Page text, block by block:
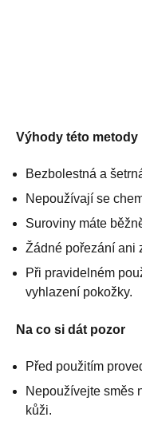
Výhody této metody
Bezbolestná a
Nepoužívají se
Suroviny máte
Žádné pořezání ani
Při pravidelném
vyhlazení pokožky.
Na co si dát pozor
Před použitím
Nepoužívejte směs
kůži.